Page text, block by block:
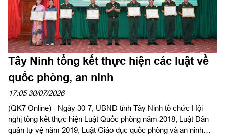
Tây Ninh tổng kết thực hiện các luật về
quốc phòng, an ninh
17:05 30/07/2026
(QK7 Online) - Ngày 30-7, UBND tỉnh Tây Ninh tổ chức Hội
nghị tổng kết thực hiện Luật Quốc phòng năm 2018, Luật Dân
quân tự vệ năm 2019, Luật Giáo dục quốc phòng và an ninh